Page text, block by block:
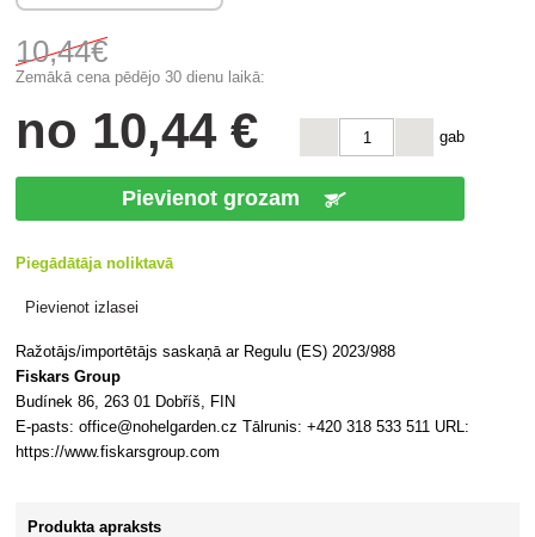
10,44€
Zemākā cena pēdējo 30 dienu laikā:
no 10,44 € gab
Pievienot grozam
Piegādātāja noliktavā
Pievienot izlasei
Ražotājs/importētājs saskaņā ar Regulu (ES) 2023/988
Fiskars Group
Budínek 86, 263 01 Dobříš, FIN
E-pasts: office@nohelgarden.cz Tālrunis: +420 318 533 511 URL:
https://www.fiskarsgroup.com
Produkta apraksts